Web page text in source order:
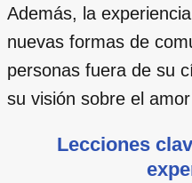
Además, la
nuevas formas de
personas fuera de su
su visión sobre el
Lecciones